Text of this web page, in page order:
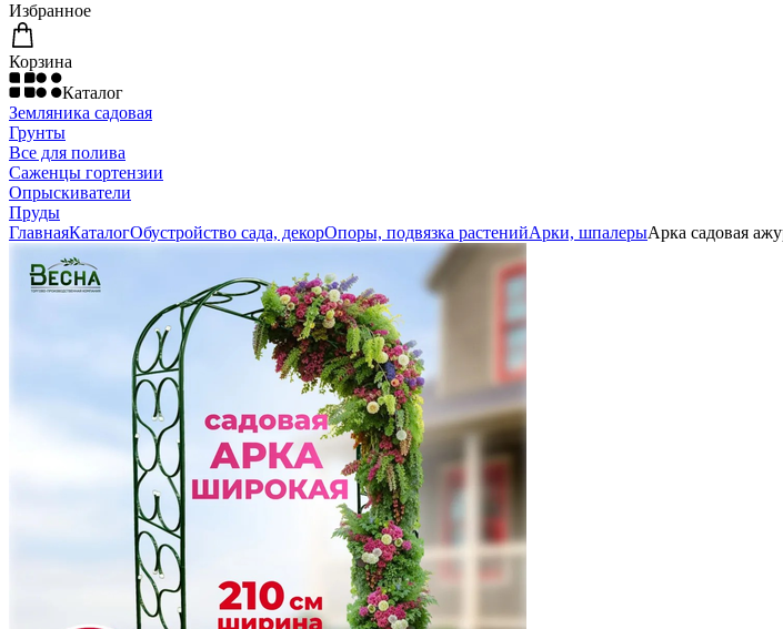
Избранное
Корзина
Каталог
Земляника садовая
Грунты
Все для полива
Саженцы гортензии
Опрыскиватели
Пруды
ГлавнаяКаталогОбустройство сада, декорОпоры, подвязка растенийАрки, шпалерыАрка садовая